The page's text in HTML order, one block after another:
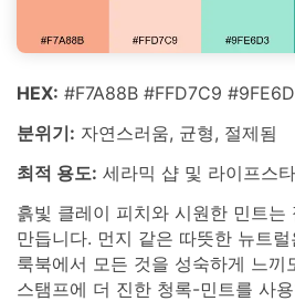
HEX: #F7A88B #FFD7C9
분위기: 자연스러움, 균형, 절제됨
최적 용도: 세라믹 샵 및 라이프스
흙빛 클레이 피치와 시원한 민트는
만듭니다. 먼지 같은 따뜻한 뉴트
룩북에서 모든 것을 성숙하게 느끼
스탬프에 더 진한 청록-민트를 사